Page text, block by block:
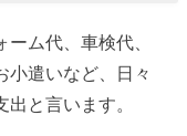
ム代、車検代、
小遣いなど、日々
と言います。